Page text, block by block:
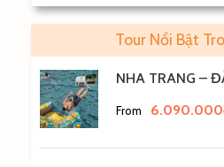
Tour Nổi Bật
NHA TRANG –
From